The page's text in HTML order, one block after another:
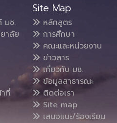
มช.
าลัย
ที่
Site Map
หลักสูตร
การศึกษา
คณะและหน่วยงาน
ข่าวสาร
เกี่ยวกับ มช.
ข้อมูลสาธารณะ
ติดต่อเรา
Site map
เสนอแนะ/ร้องเรียน